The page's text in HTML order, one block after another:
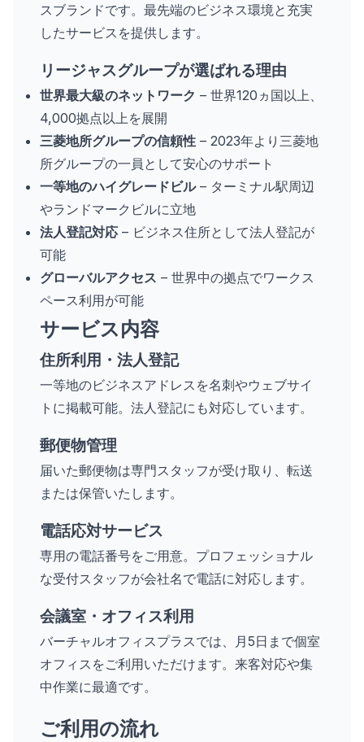
スブランドです。最先端のビジネス環境と充実
したサービスを提供します。
リージャスグループが選ばれる理由
世界最大級のネットワーク – 世界120ヵ国以上、
4,000拠点以上を展開
三菱地所グループの信頼性 – 2023年より三菱地
所グループの一員として安心のサポート
一等地のハイグレードビル– ターミナル駅周辺
やランドマークビルに立地
法人登記対応 – ビジネス住所として法人登記が
可能
グローバルアクセス – 世界中の拠点でワークス
ペース利用が可能
サービス内容
住所利用・法人登記
一等地のビジネスアドレスを名刺やウェブサイ
トに掲載可能。法人登記にも対応しています。
郵便物管理
届いた郵便物は専門スタッフが受け取り、転送
または保管いたします。
電話応対サービス
専用の電話番号をご用意。プロフェッショナル
な受付スタッフが会社名で電話に対応します。
会議室・オフィス利用
バーチャルオフィスプラスでは、月5日まで個室
オフィスをご利用いただけます。来客対応や集
中作業に最適です。
ご利用の流れ